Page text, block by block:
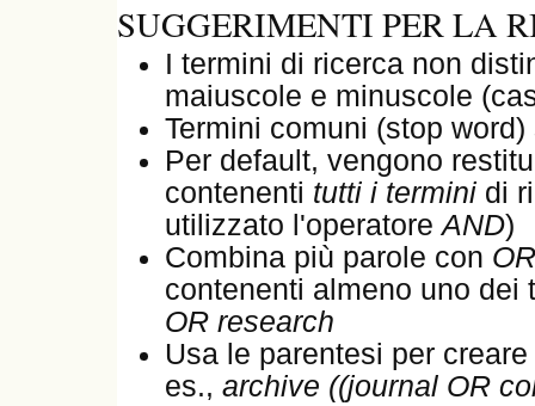
SUGGERIMENTI PER LA
I termini di ricerca non
maiuscole e minuscole
Termini comuni (stop
Per default, vengono
contenenti tutti i termini di
utilizzato l'operatoreAND)
Combina più parole con OR
contenenti almeno uno
OR research
Usa le parentesi per
es., archive ((journal OR